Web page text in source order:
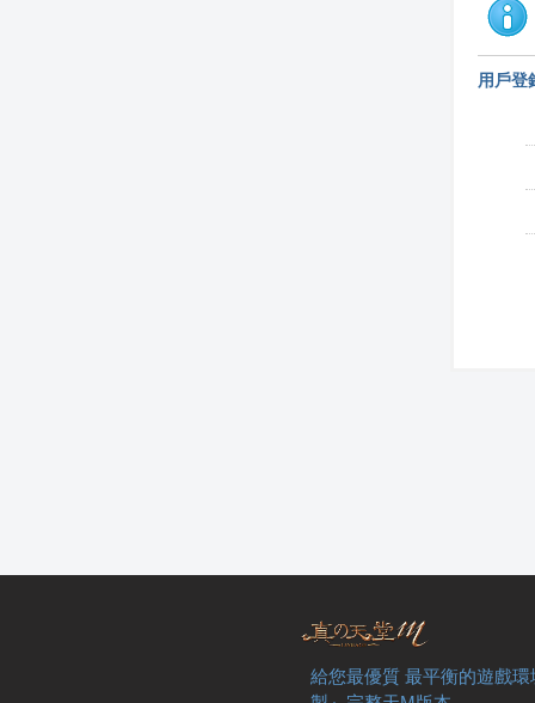
用戶登
給您最優質 最平衡的遊戲